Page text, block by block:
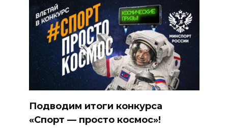
Подводим итоги конкурса
«Спорт — просто космос»!